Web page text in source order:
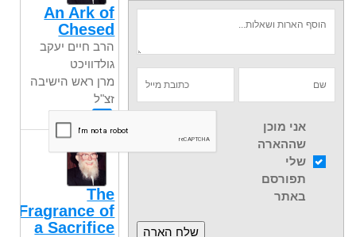
אני מוכן
שההארה
שלי
תפורסם
באתר
An Ark of
Chesed
הרב חיים יעקב
גולדוויכט
מרן ראש הישיבה
זצ"ל
E
The
Fragrance of
a Sacrifice